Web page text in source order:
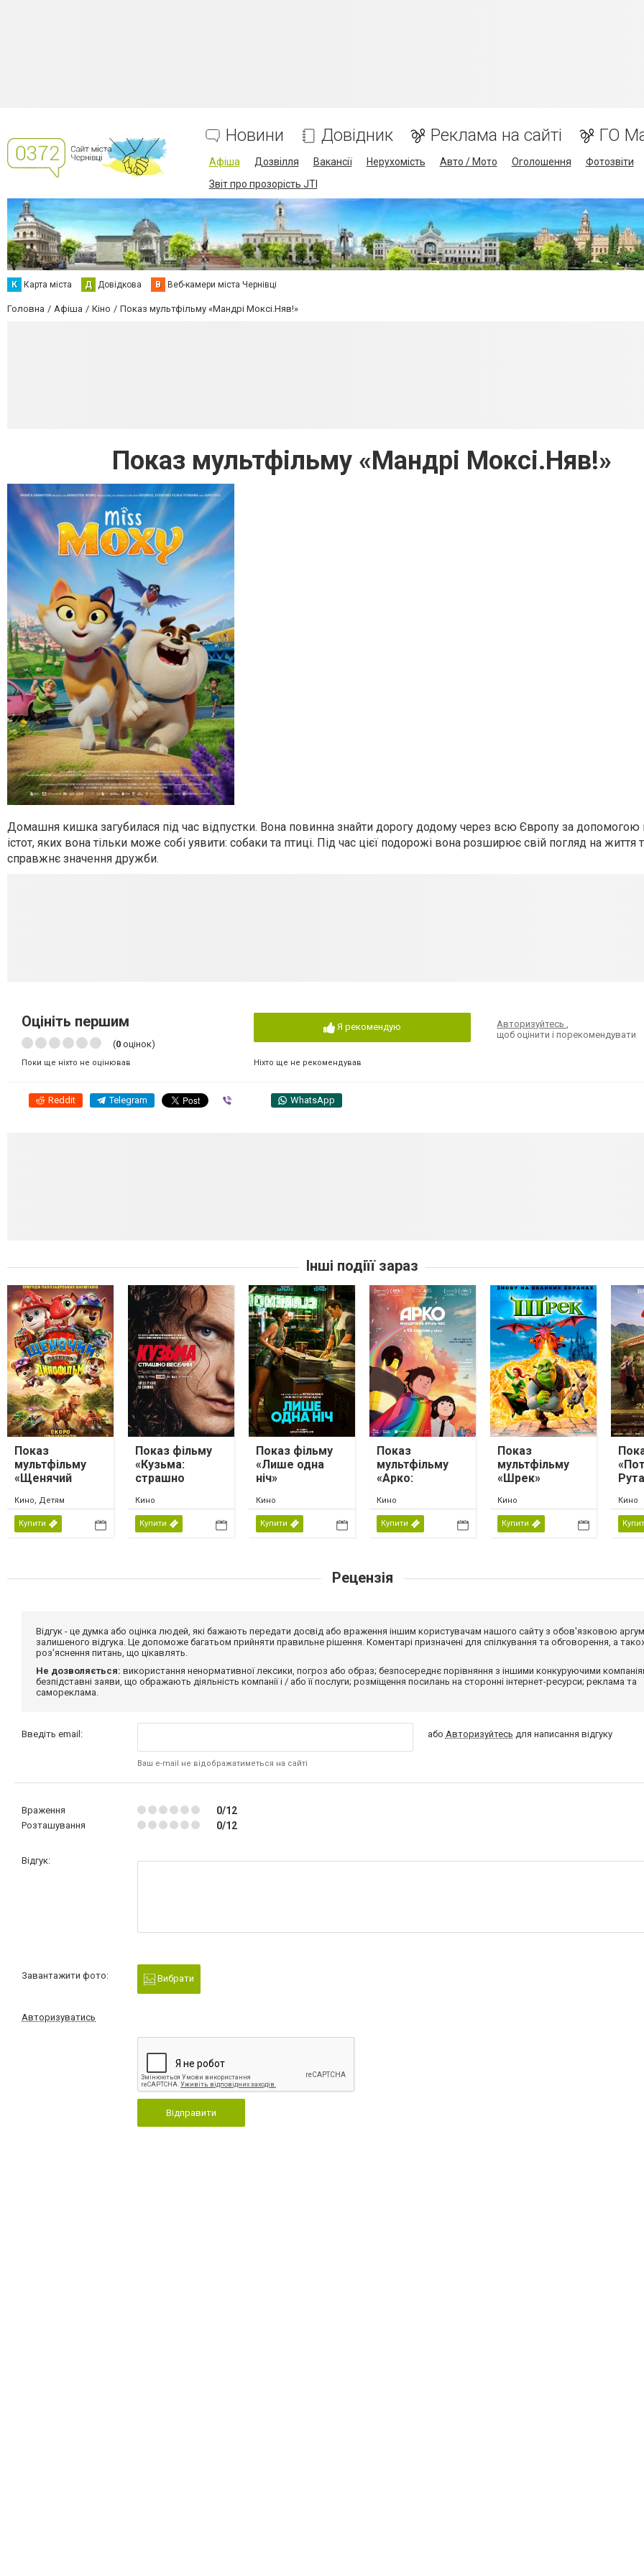
Новини Довідник Реклама на сайті ГО
Афіша Дозвілля Вакансії Нерухомість Авто / Мото Оголошення Фотозвіти
Звіт про прозорість JTI
К Карта міста Д Довідкова В Веб-камери міста Чернівці
Головна Афіша Кіно Показ мультфільму «Мандрі Моксі.Няв!»
Показ мультфільму «Мандрі Моксі.Няв!»
Домашня кишка загубилася під час відпустки. Вона повинна знайти дорогу додому через всю Європу за допомогою
істот, яких вона тільки може собі уявити: собаки та птиці. Під час цієї подорожі вона розширює свій погляд на життя
справжнє значення дружби.
Оцініть першим
(0 оцінок)
Поки ще ніхто не оцінював
Я рекомендую
Ніхто ще не рекомендував
Авторизуйтесь,
щоб оцінити і порекомендувати
Reddit Telegram WhatsApp
Інші подіїї зараз
Показ
мультфільму
«Щенячий
Динофільм»
Кино, Детям
Купити
Показ фільму
«Кузьма:
страшно
Кино
Купити
Показ фільму
«Лише одна
ніч»
Кино
Купити
Показ
мультфільму
«Арко:
час»
Кино
Купити
Показ
мультфільму
«Шрек»
Кино
Купити
Кино
Рецензія
Відгук - це думка або оцінка людей, які бажають передати досвід або враження іншим користувачам нашого сайту з обов'язковою
залишеного відгука. Це допоможе багатьом прийняти правильне рішення. Коментарі призначені для спілкування та обговорення, а
роз'яснення питань, що цікавлять.
Не дозволяється: використання ненормативної лексики, погроз або образ; безпосереднє порівняння з іншими конкуруючими
безпідставні заяви, що ображають діяльність компанії і / або її послуги; розміщення посилань на сторонні інтернет-ресурси; реклама та
самореклама.
Введіть email:
Ваш e-mail не відображатиметься на сайті
або Авторизуйтесь для написання відгуку
Враження 0/12
Розташування 0/12
Відгук:
Завантажити фото: Вибрати
Авторизуватись
Відправити